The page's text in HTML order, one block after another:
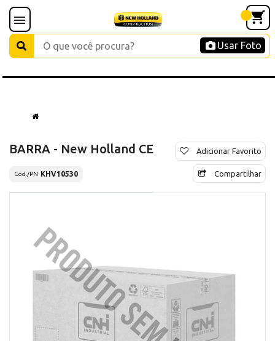
Usar Foto
BARRA - New Holland CE
Cód./PN KHV10530
Adicionar Favorito
Compartilhar